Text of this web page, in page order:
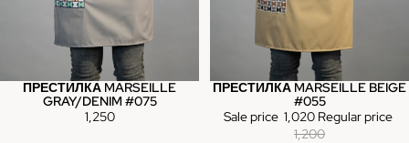
ПРЕСТИЛКА MARSEILLE
GRAY/DENIM #075
1,250
Sale
ПРЕСТИЛКА MARSEILLE BEIGE
#055
Sale price 1,020 Regular price
1,200